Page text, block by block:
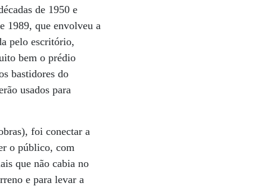
de 1950 e
1989, que envolveu a
pelo escritório,
bem o prédio
bastidores do
usados para
foi conectar a
o público, com
que não cabia no
e para levar a